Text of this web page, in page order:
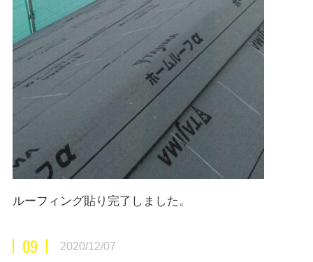
ルーフィング貼り完了しました。
09 2020/12/07